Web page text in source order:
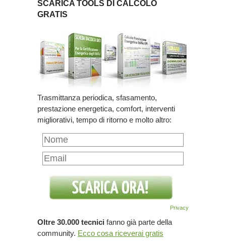
SCARICA TOOLS DI CALCOLO
GRATIS
Trasmittanza periodica, sfasamento,
prestazione energetica, comfort, interventi
migliorativi, tempo di ritorno e molto altro:
Privacy
Oltre 30.000 tecnici fanno già parte della
community. Ecco cosa riceverai gratis